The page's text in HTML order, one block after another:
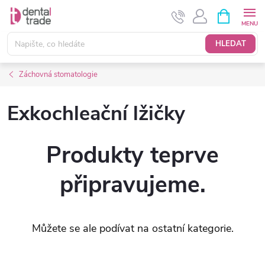
Přejít
obsah
HLEDAT
NÁKUPNÍ
KOŠÍK
Záchovná stomatologie
Exkochleační lžičky
Produkty teprve
připravujeme.
Můžete se ale podívat na ostatní kategorie.